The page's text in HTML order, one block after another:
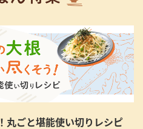
丸ごと堪能使い切りレシピ